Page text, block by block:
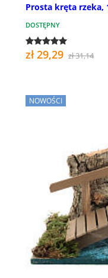
Prosta kręta rzeka,
DOSTĘPNY
zł 29,29 zł 31,14
NOWOŚCI